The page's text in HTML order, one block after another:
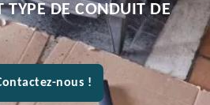
TYPE DE CONDUIT DE
nous !